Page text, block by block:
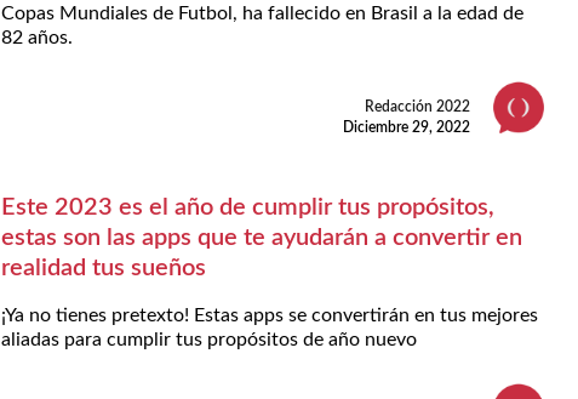
Copas Mundiales de Futbol, ha fallecido en Brasil a la edad de
82 años.
Redacción 2022
Diciembre 29, 2022
Este 2023 es el año de cumplir tus propósitos,
estas son las apps que te ayudarán a convertir en
realidad tus sueños
¡Ya no tienes pretexto! Estas apps se convertirán en tus mejores
aliadas para cumplir tus propósitos de año nuevo